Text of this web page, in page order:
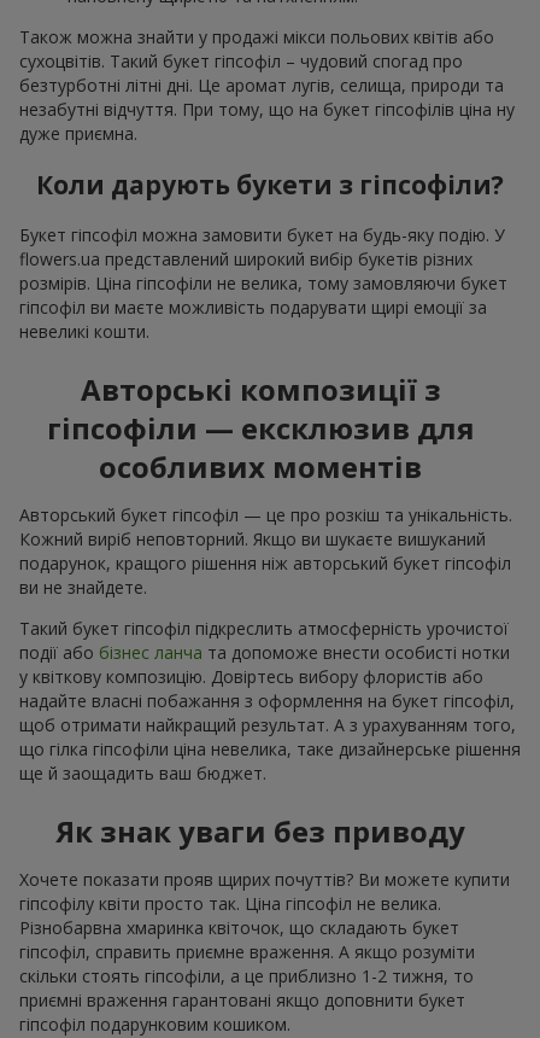
Також можна знайти у продажі мікси польових квітів або
сухоцвітів. Такий букет гіпсофіл – чудовий спогад про
безтурботні літні дні. Це аромат лугів, селища, природи та
незабутні відчуття. При тому, що на букет гіпсофілів ціна ну
дуже приємна.
Коли дарують букети з гіпсофіли?
Букет гіпсофіл можна замовити букет на будь-яку подію. У
flowers.ua представлений широкий вибір букетів різних
розмірів. Ціна гіпсофіли не велика, тому замовляючи букет
гіпсофіл ви маєте можливість подарувати щирі емоції за
невеликі кошти.
Авторські композиції з
гіпсофіли — ексклюзив для
особливих моментів
Авторський букет гіпсофіл — це про розкіш та унікальність.
Кожний виріб неповторний. Якщо ви шукаєте вишуканий
подарунок, кращого рішення ніж авторський букет гіпсофіл
ви не знайдете.
Такий букет гіпсофіл підкреслить атмосферність урочистої
події або бізнес ланча та допоможе внести особисті нотки
у квіткову композицію. Довіртесь вибору флористів або
надайте власні побажання з оформлення на букет гіпсофіл,
щоб отримати найкращий результат. А з урахуванням того,
що гілка гіпсофіли ціна невелика, таке дизайнерське рішення
ще й заощадить ваш бюджет.
Як знак уваги без приводу
Хочете показати прояв щирих почуттів? Ви можете купити
гіпсофілу квіти просто так. Ціна гіпсофіл не велика.
Різнобарвна хмаринка квіточок, що складають букет
гіпсофіл, справить приємне враження. А якщо розуміти
скільки стоять гіпсофіли, а це приблизно 1-2 тижня, то
приємні враження гарантовані якщо доповнити букет
гіпсофіл подарунковим кошиком.